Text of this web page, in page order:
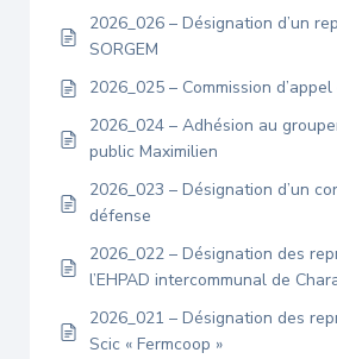
2026_026 – Désignation d’un
SORGEM
2026_025 – Commission
2026_024 – Adhésion au
public Maximilien
2026_023 – Désignation d’un
défense
2026_022 – Désignation des
l’EHPAD intercommunal de
2026_021 – Désignation des
Scic « Fermcoop »